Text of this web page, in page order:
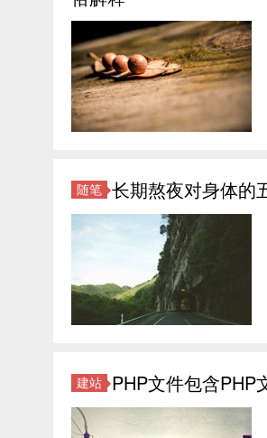
随笔 长期熬夜对身体的
建站 PHP文件包含PHP